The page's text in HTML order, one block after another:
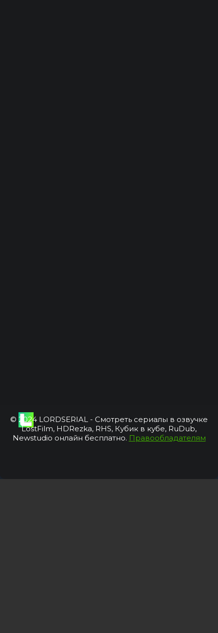
© 2024 LORDSERIAL - Смотреть сериалы в озвучке
LostFilm, HDRezka, RHS, Кубик в кубе, RuDub,
Newstudio онлайн бесплатно. Правообладателям